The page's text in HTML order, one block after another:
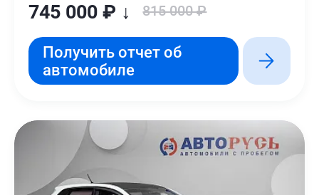
745 000 ₽ ↓ 815 000 ₽
Получить отчет об
автомобиле